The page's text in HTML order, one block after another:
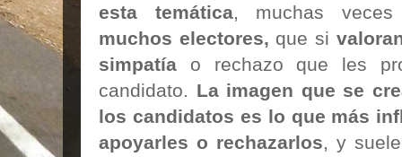
esta temática, muchas
muchos electores, que si
simpatía o rechazo que les
candidato. La imagen que se
los candidatos es lo que más
apoyarles o rechazarlos, y